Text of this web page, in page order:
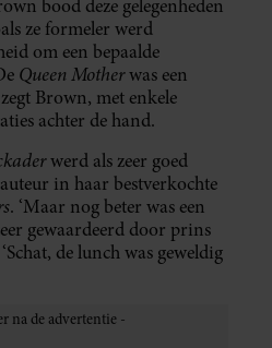
bood deze gelegenheden
ze formeler werd
om een bepaalde
Queen Motherwas een
Brown, met enkele
achter de hand.
werd als zeer goed
in haar bestverkochte
. ‘Maar nog beter was een
gewaardeerd door prins
de lunch was geweldig